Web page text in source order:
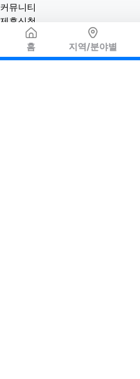
홈 지역/분야별
커뮤니티
제휴신청